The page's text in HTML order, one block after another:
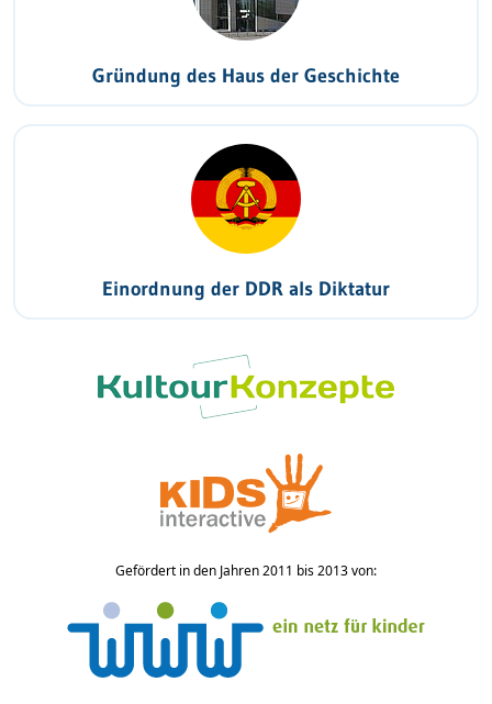
Gründung des Haus der Geschichte
Einordnung der DDR als Diktatur
Gefördert in den Jahren 2011 bis 2013 von: